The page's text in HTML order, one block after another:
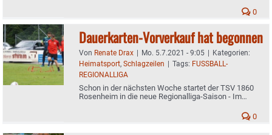
0
Dauerkarten-Vorverkauf hat begonnen
Von Renate Drax | Mo. 5.7.2021 - 9:05 | Kategorien:
Heimatsport, Schlagzeilen | Tags: FUSSBALL-
REGIONALLIGA
Schon in der nächsten Woche startet der TSV 1860
Rosenheim in die neue Regionalliga-Saison - Im
0